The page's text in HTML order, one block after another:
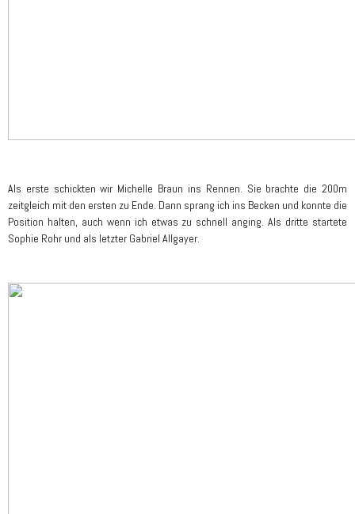
Als erste schickten wir Michelle Braun ins Rennen. Sie brachte die 200m
zeitgleich mit den ersten zu Ende. Dann sprang ich ins Becken und konnte die
Position halten, auch wenn ich etwas zu schnell anging. Als dritte startete
Sophie Rohr und als letzter Gabriel Allgayer.